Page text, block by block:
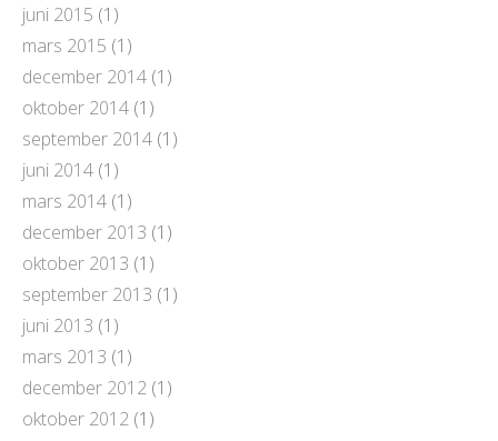
juni 2015 (1)
mars 2015 (1)
december 2014 (1)
oktober 2014 (1)
september 2014 (1)
juni 2014 (1)
mars 2014 (1)
december 2013 (1)
oktober 2013 (1)
september 2013 (1)
juni 2013 (1)
mars 2013 (1)
december 2012 (1)
oktober 2012 (1)